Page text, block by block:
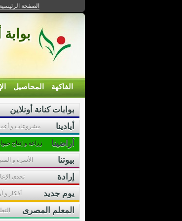
الصفحة الرئيسية
بوابة
الفاكهة المحاصيل
بوابات كنانة أونلاين
أيادينا
مشروعات و
أراضينا زراعة و إنتاج
بيوتنا الأسرة و
إرادة تحدى
يوم جديد أفكار و
المعلم المصرى